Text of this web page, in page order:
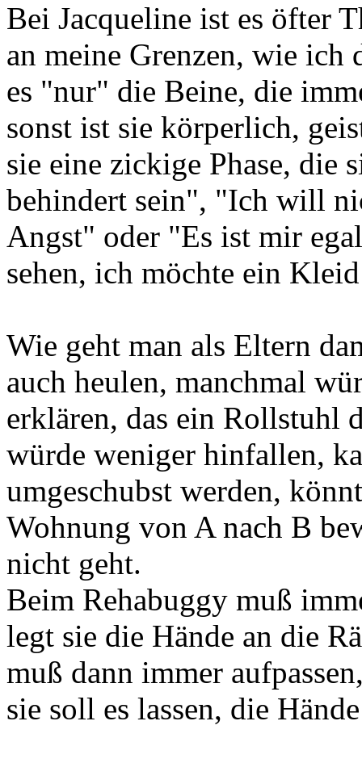
Bei Jacqueline ist es öfter
an meine Grenzen, wie
es "nur" die Beine, die
sonst ist sie körperlich,
sie eine zickige Phase,
behindert sein", "Ich will
Angst" oder "Es ist mir
sehen, ich möchte ein
Wie geht man als Eltern
auch heulen, manchmal
erklären, das ein Rollstuhl
würde weniger hinfallen,
umgeschubst werden,
Wohnung von A nach B
nicht geht.
Beim Rehabuggy muß
legt sie die Hände an die
muß dann immer
sie soll es lassen, die